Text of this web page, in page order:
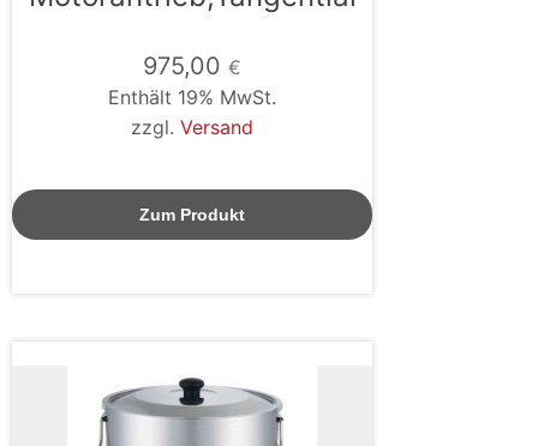
975,00 €
Enthält 19% MwSt.
zzgl. Versand
Zum Produkt